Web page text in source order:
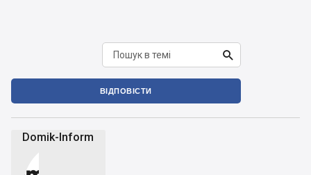

ВІДПОВІСТИ
Domik-Inform